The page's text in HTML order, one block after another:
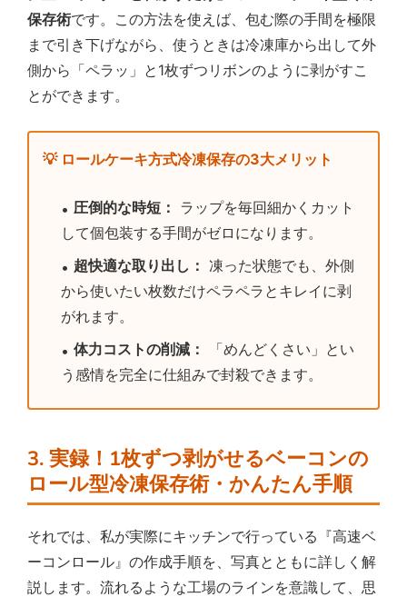
保存術です。この方法を使えば、包む際の手間を極限
まで引き下げながら、使うときは冷凍庫から出して外
側から「ペラッ」と1枚ずつリボンのように剥がすこ
とができます。
💡 ロールケーキ方式冷凍保存の3大メリット
圧倒的な時短： ラップを毎回細かくカット
して個包装する手間がゼロになります。
超快適な取り出し： 凍った状態でも、外側
から使いたい枚数だけペラペラとキレイに剥
がれます。
体力コストの削減：
「めんどくさい」とい
う感情を完全に仕組みで封殺できます。
3. 実録！1枚ずつ剥がせるベーコンの
ロール型冷凍保存術・かんたん手順
それでは、私が実際にキッチンで行っている『高速ベ
ーコンロール』の作成手順を、写真とともに詳しく解
説します。流れるような工場のラインを意識して、思